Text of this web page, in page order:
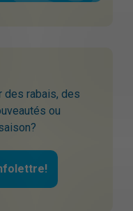
des rabais, des
ou